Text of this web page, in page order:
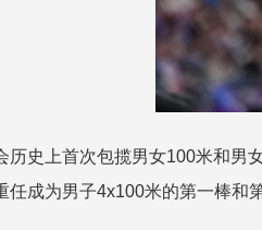
历史上首次包揽男女100米和男
任成为男子4x100米的第一棒